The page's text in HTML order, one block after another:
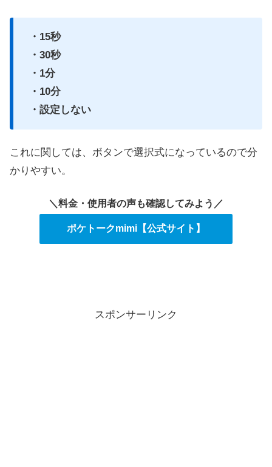
・15秒
・30秒
・1分
・10分
・設定しない
これに関しては、ボタンで選択式になっているので分
かりやすい。
＼料金・使用者の声も確認してみよう／
ポケトークmimi【公式サイト】
スポンサーリンク